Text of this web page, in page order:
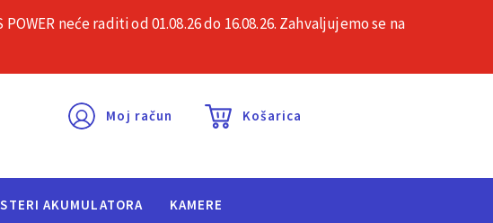
O nama Česta pitanja Kontakt
Moj račun Košarica
AKUMULATORA KAMERE
neće raditi od 01.08.26 do 16.08.26. Zahvaljujemo se na